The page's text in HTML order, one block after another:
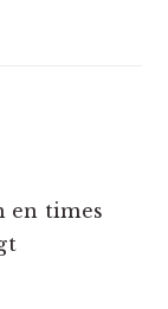
en times